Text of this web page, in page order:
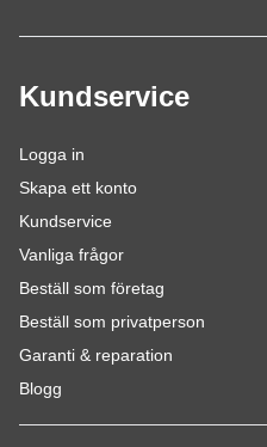
Kundservice
Logga in
Skapa ett konto
Kundservice
Vanliga frågor
Beställ som företag
Beställ som privatperson
Garanti & reparation
Blogg